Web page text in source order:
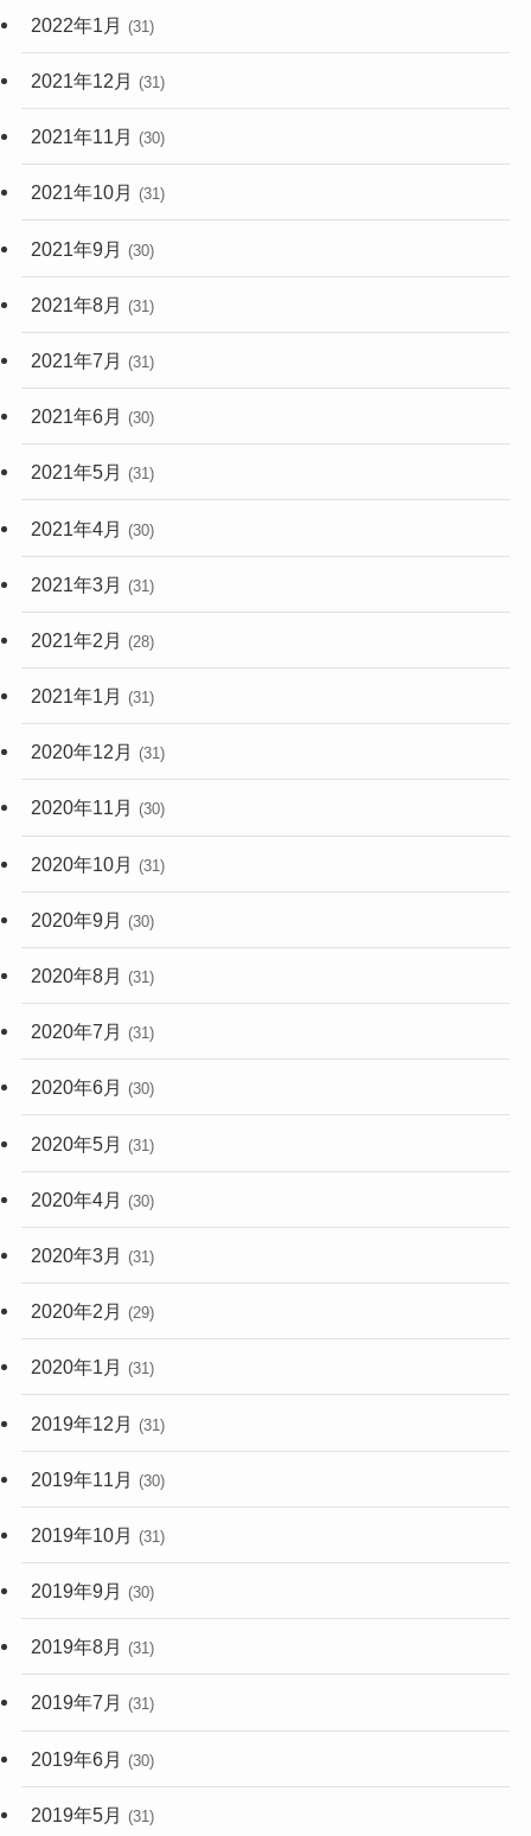
2022年1月 (31)
2021年12月 (31)
2021年11月 (30)
2021年10月 (31)
2021年9月 (30)
2021年8月 (31)
2021年7月 (31)
2021年6月 (30)
2021年5月 (31)
2021年4月 (30)
2021年3月 (31)
2021年2月 (28)
2021年1月 (31)
2020年12月 (31)
2020年11月 (30)
2020年10月 (31)
2020年9月 (30)
2020年8月 (31)
2020年7月 (31)
2020年6月 (30)
2020年5月 (31)
2020年4月 (30)
2020年3月 (31)
2020年2月 (29)
2020年1月 (31)
2019年12月 (31)
2019年11月 (30)
2019年10月 (31)
2019年9月 (30)
2019年8月 (31)
2019年7月 (31)
2019年6月 (30)
2019年5月 (31)